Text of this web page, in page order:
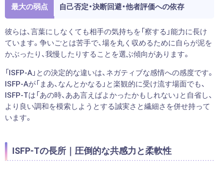
最大の弱点 自己否定・決断回避・他者評価への依存
彼らは、言葉にしなくても相手の気持ちを「察する」能力に長け
ています。争いごとは苦手で、場を丸く収めるために自らが泥を
かぶったり、我慢したりすることを選ぶ傾向があります。
「ISFP-A」との決定的な違いは、ネガティブな感情への感度です。
ISFP-Aが「まあ、なんとかなる」と楽観的に受け流す場面でも、
ISFP-Tは「あの時、ああ言えばよかったかもしれない」と自省し、
より良い調和を模索しようとする誠実さと繊細さを併せ持って
います。
ISFP-Tの長所｜圧倒的な共感力と柔軟性